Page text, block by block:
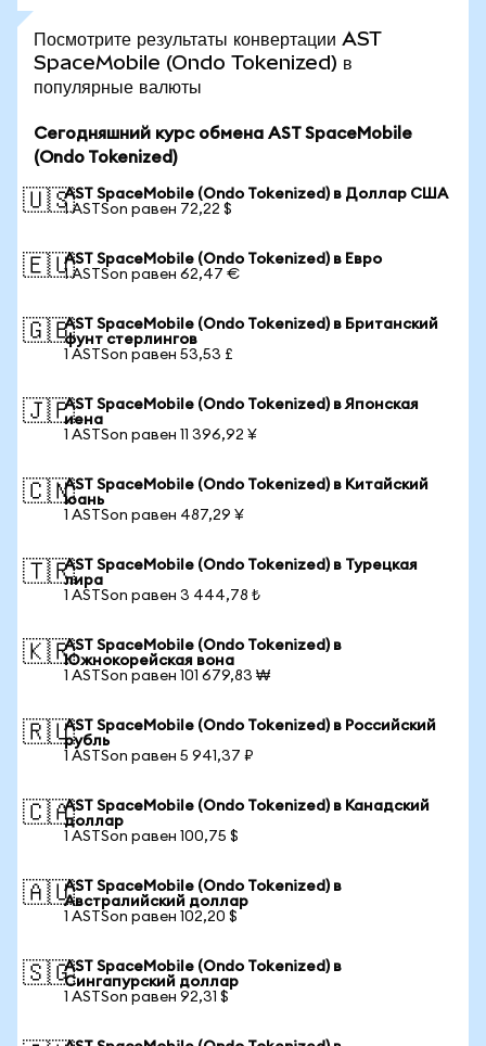
Посмотрите результаты конвертации AST
SpaceMobile (Ondo Tokenized) в
популярные валюты
Сегодняшний курс обмена AST SpaceMobile
(Ondo Tokenized)
🇺🇸AST SpaceMobile (Ondo Tokenized) в Доллар США
1 ASTSon равен 72,22 $
🇪🇺AST SpaceMobile (Ondo Tokenized) в Евро
1 ASTSon равен 62,47 €
🇬🇧AST SpaceMobile (Ondo Tokenized) в Британский
фунт стерлингов
1 ASTSon равен 53,53 £
🇯🇵AST SpaceMobile (Ondo Tokenized) в Японская
иена
1 ASTSon равен 11 396,92 ¥
🇨🇳AST SpaceMobile (Ondo Tokenized) в Китайский
юань
1 ASTSon равен 487,29 ¥
🇹🇷AST SpaceMobile (Ondo Tokenized) в Турецкая
лира
1 ASTSon равен 3 444,78 ₺
🇰🇷AST SpaceMobile (Ondo Tokenized) в
Южнокорейская вона
1 ASTSon равен 101 679,83 ₩
🇷🇺AST SpaceMobile (Ondo Tokenized) в Российский
рубль
1 ASTSon равен 5 941,37 ₽
🇨🇦AST SpaceMobile (Ondo Tokenized) в Канадский
доллар
1 ASTSon равен 100,75 $
🇦🇺AST SpaceMobile (Ondo Tokenized) в
Австралийский доллар
1 ASTSon равен 102,20 $
🇸🇬AST SpaceMobile (Ondo Tokenized) в
Сингапурский доллар
1 ASTSon равен 92,31 $